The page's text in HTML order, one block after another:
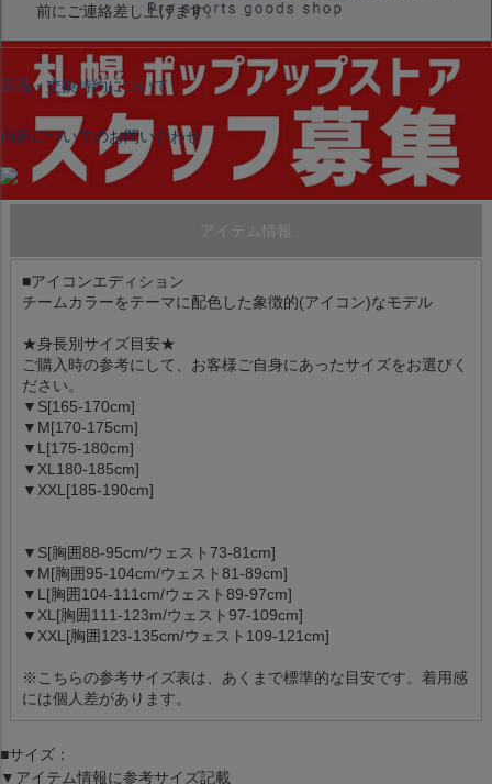
前にご連絡差し上げます。
返品・交換特約について
商品についてのお問い合わせ
アイテム情報
■アイコンエディション
チームカラーをテーマに配色した象徴的(アイコン)なモデル
★身長別サイズ目安★
ご購入時の参考にして、お客様ご自身にあったサイズをお選びく
ださい。
▼S[165-170cm]
▼M[170-175cm]
▼L[175-180cm]
▼XL180-185cm]
▼XXL[185-190cm]
▼S[胸囲88-95cm/ウェスト73-81cm]
▼M[胸囲95-104cm/ウェスト81-89cm]
▼L[胸囲104-111cm/ウェスト89-97cm]
▼XL[胸囲111-123m/ウェスト97-109cm]
▼XXL[胸囲123-135cm/ウェスト109-121cm]
※こちらの参考サイズ表は、あくまで標準的な目安です。着用感
には個人差があります。
■サイズ：
▼アイテム情報に参考サイズ記載